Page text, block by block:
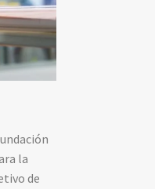
la
de